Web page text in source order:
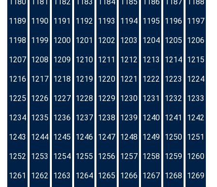
1189 1190 1191 1192 1193 1194 1195 1196 1197
1198 1199 1200 1201 1202 1203 1204 1205 1206
1207 1208 1209 1210 1211 1212 1213 1214 1215
1216 1217 1218 1219 1220 1221 1222 1223 1224
1225 1226 1227 1228 1229 1230 1231 1232 1233
1234 1235 1236 1237 1238 1239 1240 1241 1242
1243 1244 1245 1246 1247 1248 1249 1250 1251
1252 1253 1254 1255 1256 1257 1258 1259 1260
1261 1262 1263 1264 1265 1266 1267 1268 1269